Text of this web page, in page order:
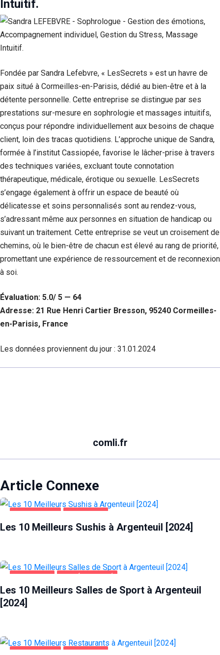
Intuitif.
Fondée par Sandra Lefebvre, « LesSecrets » est un havre de
paix situé à Cormeilles-en-Parisis, dédié au bien-être et à la
détente personnelle. Cette entreprise se distingue par ses
prestations sur-mesure en sophrologie et massages intuitifs,
conçus pour répondre individuellement aux besoins de chaque
client, loin des tracas quotidiens. L’approche unique de Sandra,
formée à l’institut Cassiopée, favorise le lâcher-prise à travers
des techniques variées, excluant toute connotation
thérapeutique, médicale, érotique ou sexuelle. LesSecrets
s’engage également à offrir un espace de beauté où
délicatesse et soins personnalisés sont au rendez-vous,
s’adressant même aux personnes en situation de handicap ou
suivant un traitement. Cette entreprise se veut un croisement de
chemins, où le bien-être de chacun est élevé au rang de priorité,
promettant une expérience de ressourcement et de reconnexion
à soi.
Évaluation: 5.0/ 5 — 64
Adresse: 21 Rue Henri Cartier Bresson, 95240 Cormeilles-
en-Parisis, France
Les données proviennent du jour : 31.01.2024
comli.fr
Article Connexe
Les 10 Meilleurs Sushis à Argenteuil [2024]
Les 10 Meilleurs Salles de Sport à Argenteuil
[2024]